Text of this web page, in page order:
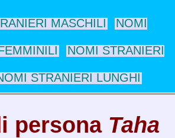
MASCHILI NOMI
NOMI STRANIERI
STRANIERI LUNGHI
persona Taha